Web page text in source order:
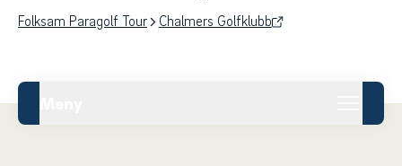
Folksam Paragolf Tour Chalmers Golfklubb